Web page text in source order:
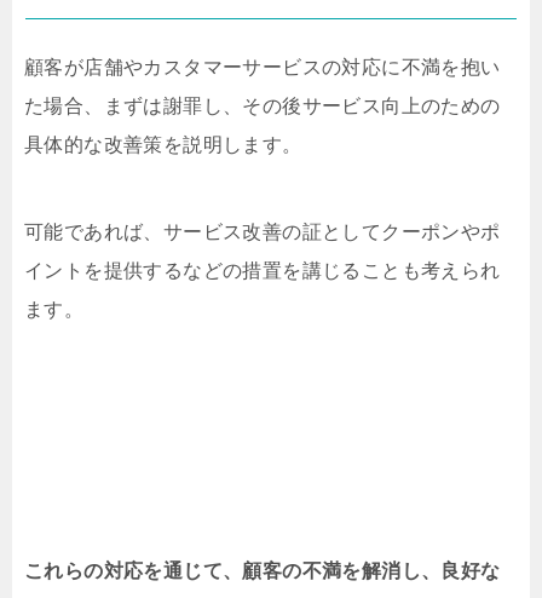
顧客が店舗やカスタマーサービスの対応に不満を抱い
た場合、まずは謝罪し、その後サービス向上のための
具体的な改善策を説明します。
可能であれば、サービス改善の証としてクーポンやポ
イントを提供するなどの措置を講じることも考えられ
ます。
これらの対応を通じて、顧客の不満を解消し、良好な